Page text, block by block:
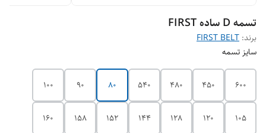
تسمه D ساده FIRST
برند: FIRST BELT
سایز تسمه
600
450
480
540
80
90
100
105
120
128
144
152
158
160